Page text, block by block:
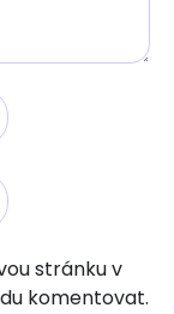
stránku v
komentovat.